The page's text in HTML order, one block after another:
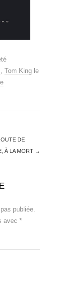
Tom King le
DE
À LA MORT →
publiée.
avec *